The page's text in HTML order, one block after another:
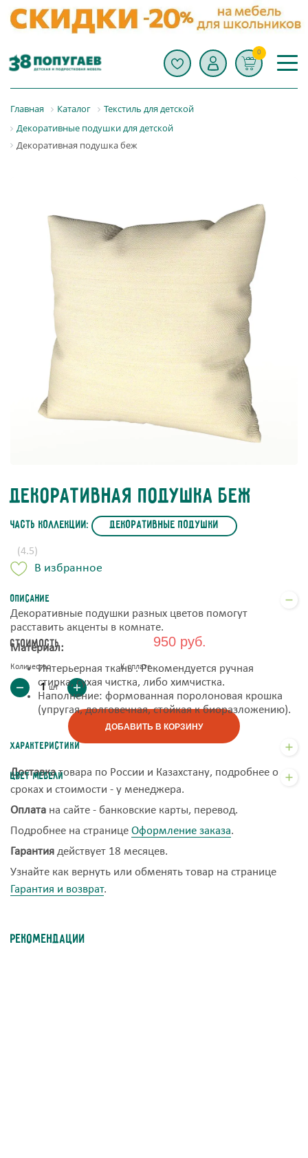
0
Главная Каталог
Текстиль для детской
Декоративные подушки для детской
Декоративная подушка беж
Стоимость 950 руб.
Количество
шт
К оплате
ДОБАВИТЬ В КОРЗИНУ
Доставкатовара по России и Казахстану, подробнее о
сроках и стоимости - у менеджера.
Оплата на сайте - банковские карты, перевод.
Подробнее на странице Оформление заказа.
Гарантия действует 18 месяцев.
Узнайте как вернуть или обменять товар на странице
Гарантия и возврат.
Декоративная подушка беж
часть коллекции: Декоративные подушки
(4.5)
В избранное
Описание
Декоративные подушки разных цветов помогут
расставить акценты в комнате.
Материал:
Интерьерная ткань . Рекомендуется ручная
стирка, сухая чистка, либо химчистка.
Наполнение: формованная поролоновая крошка
(упругая, долговечная, стойкая к биоразложению).
Характеристики
Цвет мебели
Рекомендации